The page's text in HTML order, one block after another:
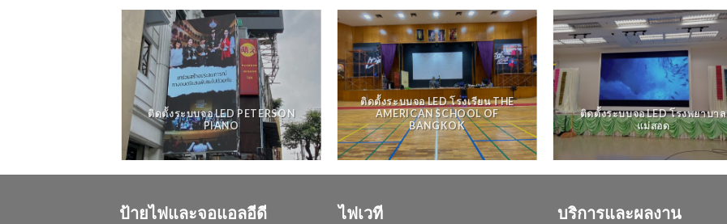
ติดตั้งระบบจอ LED PETERSON
PIANO
ติดตั้งระบบจอ LED โรงเรียน THE
AMERICAN SCHOOL OF
BANGKOK
ติดตั้งระบบจอ LED โรงพยาบาล
แม่สอด
ป้ายไฟและจอแอลอีดี ไฟเวที บริการและผลงาน